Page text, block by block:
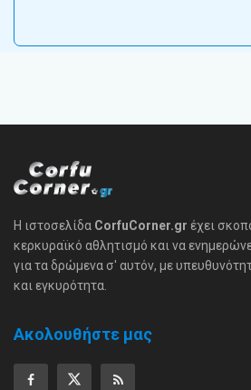
Η ιστοσελίδα CorfuCorner.gr έχει
κερκυραϊκό αθλητισμό και να
για τα δρώμενα σ' αυτόν, με
και εγκυρότητα.
Ακολουθήστε μας